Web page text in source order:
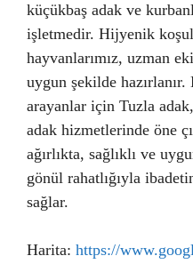
küçükbaş adak ve
işletmedir. Hijyenik
hayvanlarımız, uzman
uygun şekilde
arayanlar için Tuzla
adak hizmetlerinde öne
ağırlıkta, sağlıklı ve
gönül rahatlığıyla
sağlar.
Harita: https://